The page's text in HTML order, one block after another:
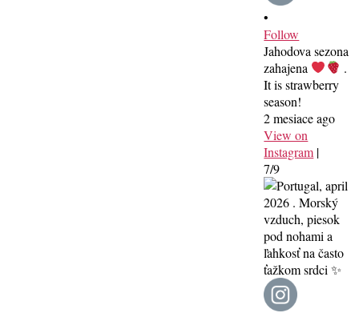
•
Follow
Jahodova sezona
zahajena
.
It is strawberry
season!
2 mesiace ago
View on
Instagram |
7/9